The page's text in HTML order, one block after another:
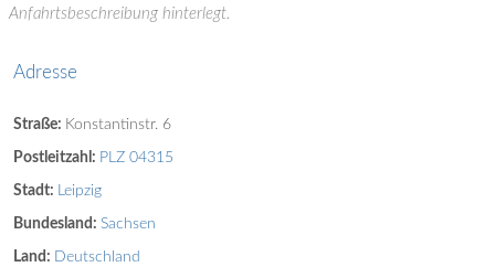
Anfahrtsbeschreibung hinterlegt.
Adresse
Straße: Konstantinstr. 6
Postleitzahl: PLZ 04315
Stadt: Leipzig
Bundesland: Sachsen
Land: Deutschland